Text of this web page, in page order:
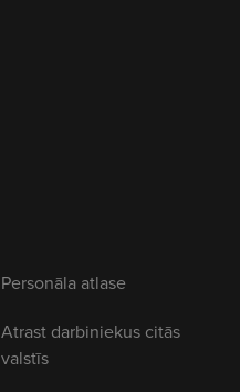
Personāla atlase
Atrast darbiniekus citās
valstīs